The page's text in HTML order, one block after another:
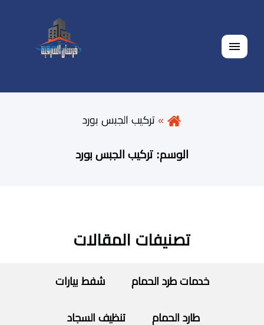
القائمة
تركيب الجبس بورد
الوسم: تركيب الجبس بورد
تصنيفات المقالات
خدمات طرد الحمام شفط بيارات
طارد الحمام تنظيف السجاد